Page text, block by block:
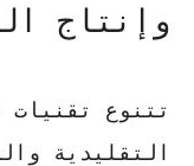
وإنتاج
تتنوع تقنيات
التقليدية